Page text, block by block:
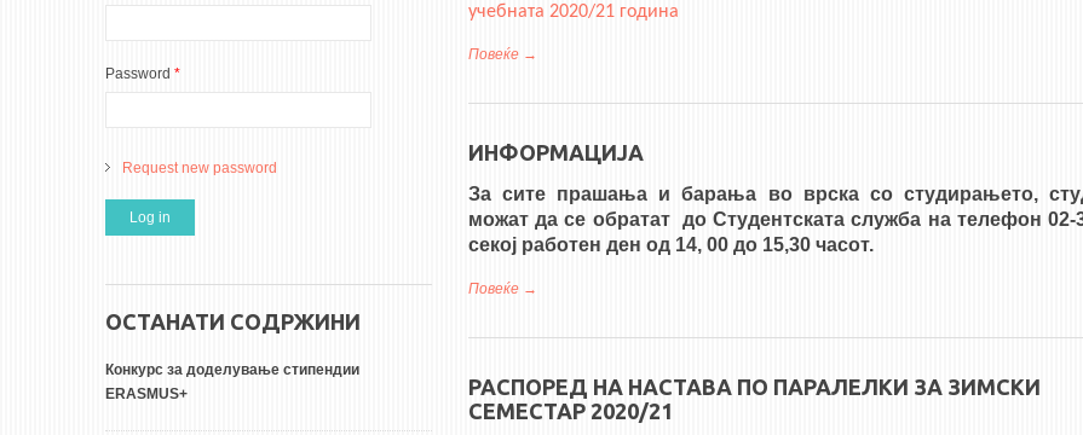
Password *
Request new password
ОСТАНАТИ СОДРЖИНИ
Конкурс за доделување стипендии
ERASMUS+
учебната 2020/21 година
Повеќе за Начин на реализација на наставата за зимскиот семестар 2020/21
ИНФОРМАЦИЈА
За сите прашања и барања во врска со студирањето,
можат да се обратат до Студентската служба на телефон 02-
секој работен ден од 14, 00 до 15,30 часот.
Повеќе за Информација
РАСПОРЕД НА НАСТАВА ПО ПАРАЛЕЛКИ ЗА ЗИМСКИ
СЕМЕСТАР 2020/21